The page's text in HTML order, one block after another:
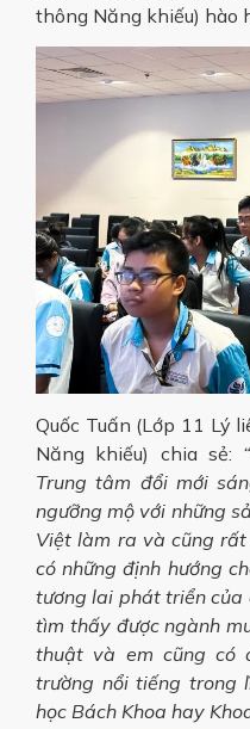
thông Năng khiếu) hào
Quốc Tuấn (Lớp 11 Lý
Năng khiếu) chia sẻ:
Trung tâm đổi mới
ngưỡng mộ với những
Việt làm ra và cũng
có những định hướng
tương lai phát triển của
tìm thấy được ngành
thuật và em cũng có
trường nổi tiếng trong
học Bách Khoa hay